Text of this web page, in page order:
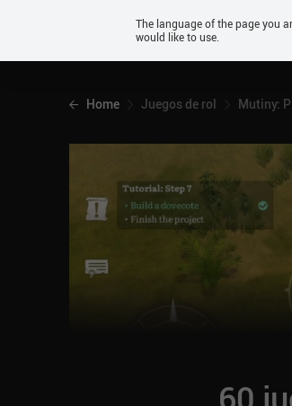
Android
Home Juegos de rol Mutiny:
The language of the page you
would like to use.